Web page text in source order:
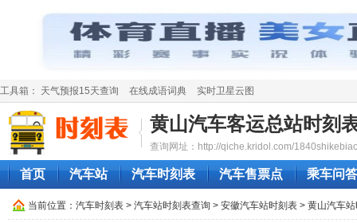
工具箱： 天气预报15天查询 在线成语词典 实时卫星云图
黄山汽车客运总站时刻
查询网址：http://qiche.kridol.com/
首页 汽车站 汽车时刻表 汽车售票点 乘车问答
当前位置： 汽车时刻表 > 汽车站时刻表查询 > 安徽汽车站时刻表 > 黄山汽车